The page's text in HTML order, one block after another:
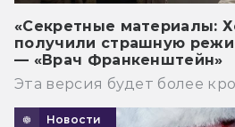
«Секретные материалы:
получили страшную
— «Врач Франкенштейн»
Эта версия будет более
Новости